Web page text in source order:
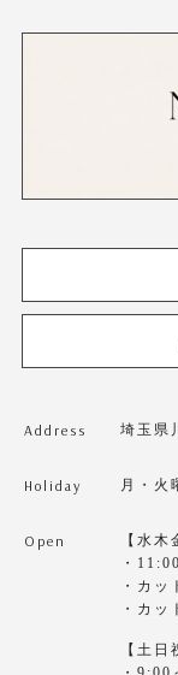
Address 埼玉県
Holiday 月・火
Open
【水木
・
・カ
・カ
【土日